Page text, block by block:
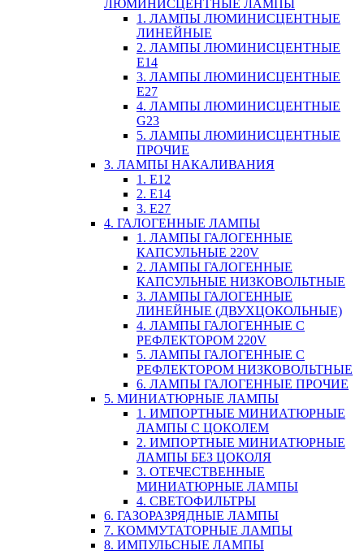
ЛЮМИНИСЦЕНТНЫЕ ЛАМПЫ
1. ЛАМПЫ ЛЮМИНИСЦЕНТНЫЕ
ЛИНЕЙНЫЕ
2. ЛАМПЫ ЛЮМИНИСЦЕНТНЫЕ
E14
3. ЛАМПЫ ЛЮМИНИСЦЕНТНЫЕ
E27
4. ЛАМПЫ ЛЮМИНИСЦЕНТНЫЕ
G23
5. ЛАМПЫ ЛЮМИНИСЦЕНТНЫЕ
ПРОЧИЕ
3. ЛАМПЫ НАКАЛИВАНИЯ
1. E12
2. Е14
3. Е27
4. ГАЛОГЕННЫЕ ЛАМПЫ
1. ЛАМПЫ ГАЛОГЕННЫЕ
КАПСУЛЬНЫЕ 220V
2. ЛАМПЫ ГАЛОГЕННЫЕ
КАПСУЛЬНЫЕ НИЗКОВОЛЬТНЫЕ
3. ЛАМПЫ ГАЛОГЕННЫЕ
ЛИНЕЙНЫЕ (ДВУХЦОКОЛЬНЫЕ)
4. ЛАМПЫ ГАЛОГЕННЫЕ С
РЕФЛЕКТОРОМ 220V
5. ЛАМПЫ ГАЛОГЕННЫЕ С
РЕФЛЕКТОРОМ НИЗКОВОЛЬТНЫЕ
6. ЛАМПЫ ГАЛОГЕННЫЕ ПРОЧИЕ
5. МИНИАТЮРНЫЕ ЛАМПЫ
1. ИМПОРТНЫЕ МИНИАТЮРНЫЕ
ЛАМПЫ С ЦОКОЛЕМ
2. ИМПОРТНЫЕ МИНИАТЮРНЫЕ
ЛАМПЫ БЕЗ ЦОКОЛЯ
3. ОТЕЧЕСТВЕННЫЕ
МИНИАТЮРНЫЕ ЛАМПЫ
4. СВЕТОФИЛЬТРЫ
6. ГАЗОРАЗРЯДНЫЕ ЛАМПЫ
7. КОММУТАТОРНЫЕ ЛАМПЫ
8. ИМПУЛЬСНЫЕ ЛАМПЫ